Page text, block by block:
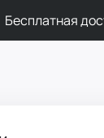
Бесплатная